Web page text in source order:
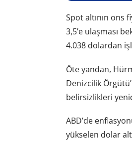
Spot altının ons
3,5’e ulaşması
4.038 dolardan
Öte yandan,
Denizcilik
belirsizlikleri
ABD’de
yükselen dolar